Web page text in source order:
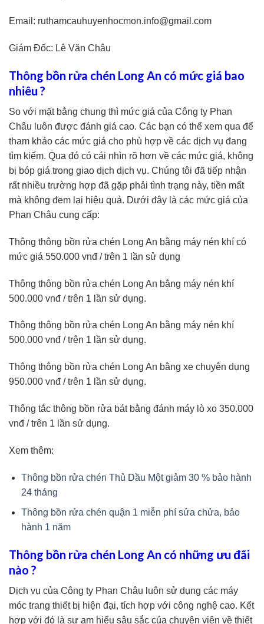
Email: ruthamcauhuyenhocmon.info@gmail.com
Giám Đốc: Lê Văn Châu
Thông bồn rửa chén Long An có mức giá bao
nhiêu ?
So với mặt bằng chung thì mức giá của Công ty Phan
Châu luôn được đánh giá cao. Các bạn có thể xem qua để
tham khảo các mức giá cho phù hợp về các dịch vụ đang
tìm kiếm. Qua đó có cái nhìn rõ hơn về các mức giá, không
bị bóp giá trong giao dịch dịch vụ. Chúng tôi đã tiếp nhận
rất nhiều trường hợp đã gặp phải tình trạng này, tiền mất
mà không đem lại hiệu quả. Dưới đây là các mức giá của
Phan Châu cung cấp:
Thông thông bồn rửa chén Long An bằng máy nén khí có
mức giá 550.000 vnđ / trên 1 lần sử dụng
Thông thông bồn rửa chén Long An bằng máy nén khí
500.000 vnđ / trên 1 lần sử dụng.
Thông thông bồn rửa chén Long An bằng máy nén khí
500.000 vnđ / trên 1 lần sử dụng.
Thông thông bồn rửa chén Long An bằng xe chuyên dụng
950.000 vnđ / trên 1 lần sử dụng.
Thông tắc thông bồn rửa bát bằng đánh máy lò xo 350.000
vnđ / trên 1 lần sử dụng.
Xem thêm:
Thông bồn rửa chén Thủ Dầu Một giảm 30 % bảo hành
24 tháng
Thông bồn rửa chén quận 1 miễn phí sửa chửa, bảo
hành 1 năm
Thông bồn rửa chén Long An có những ưu đãi
nào ?
Dịch vụ của Công ty Phan Châu luôn sử dụng các máy
móc trang thiết bị hiện đại, tích hợp với công nghệ cao. Kết
hợp với đó là sự am hiểu sâu sắc của chuyên viên về thiết